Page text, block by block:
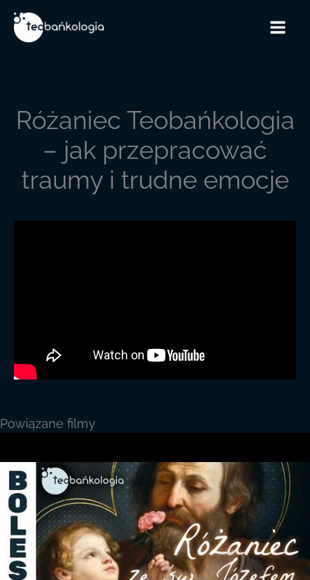
do
treści
Różaniec Teobańkologia
– jak przepracować
traumy i trudne emocje
Powiązane filmy